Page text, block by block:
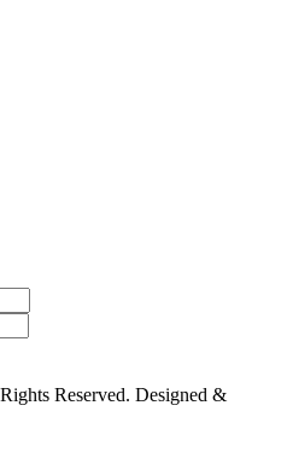
Reserved. Designed &